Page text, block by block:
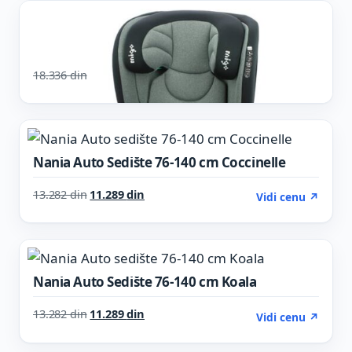
Migo Auto Sedište Oslo I-Size
18.336din Original price was: 18.336 din.
12.779dinCurrent price is: 12.779 din.Vidi cenu ↗
AUTO SEDIŠTA
Nania Auto Sedište 76-140 cm Coccinelle
13.282din Original price was: 13.282 din.
11.289dinCurrent price is: 11.289 din.Vidi cenu ↗
AUTO SEDIŠTA
Nania Auto Sedište 76-140 cm Koala
13.282din Original price was: 13.282 din.
11.289dinCurrent price is: 11.289 din.Vidi cenu ↗